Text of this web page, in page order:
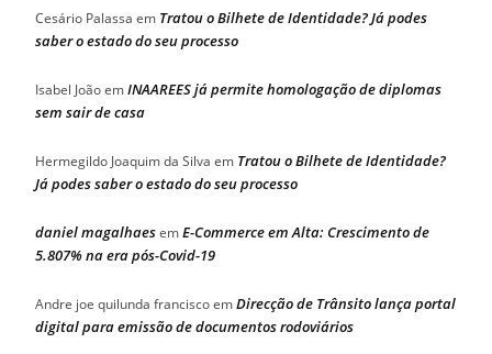
Cesário Palassa em Tratou o Bilhete de Identidade? Já podes
saber o estado do seu processo
Isabel JoãoemINAAREES já permite homologação de diplomas
sem sair de casa
Hermegildo Joaquim da Silva em Tratou o Bilhete de Identidade?
Já podes saber o estado do seu processo
daniel magalhaesemE-Commerce em Alta: Crescimento de
5.807% na era pós-Covid-19
Andre joe quilunda franciscoemDirecção de Trânsito lança portal
digital para emissão de documentos rodoviários